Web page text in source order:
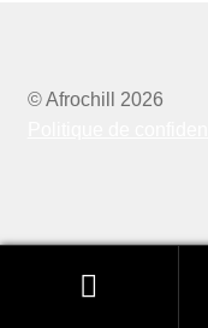
© Afrochill 2026
Recherche